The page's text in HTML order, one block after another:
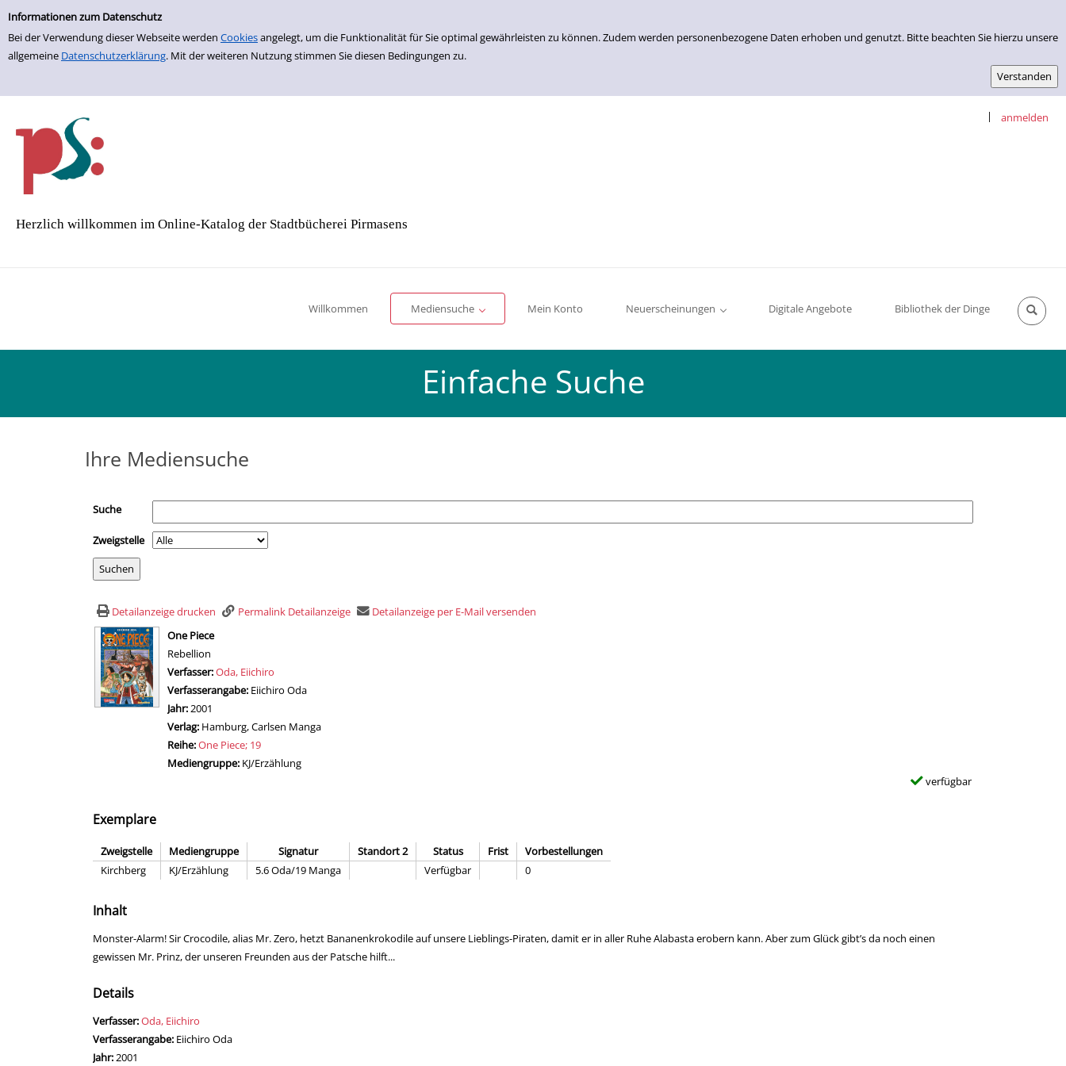
Einfache Suche
Informationen zum Datenschutz
Bei der Verwendung dieser Webseite werden Cookiesangelegt, um die Funktionalität für Sie optimal gewährleisten zu können. Zudem werden personenbezogene Daten erhoben und genutzt. Bitte beachten Sie hierzu unsere
allgemeine Datenschutzerklärung. Mit der weiteren Nutzung stimmen Sie diesen Bedingungen zu.
Zur Detailanzeige springen
Herzlich willkommen im Online-Katalog der Stadtbücherei Pirmasens
| anmelden
Willkommen
Mediensuche
Mein Konto
Neuerscheinungen
Digitale Angebote Bibliothek der Dinge
Einfache Suche
Ihre Mediensuche
Suche
Zweigstelle
Detailanzeige drucken Permalink Detailanzeige
Detailanzeige per E-Mail versenden
wird in neuem Tab geöffnet
One Piece
Rebellion
Verfasser:Suche nach diesem Verfasser
Oda, Eiichiro
Verfasserangabe: Eiichiro Oda
Jahr:2001
Verlag: Hamburg, Carlsen Manga
Reihe:One Piece; 19
Mediengruppe: KJ/Erzählung
verfügbar
Exemplare
Zweigstelle Mediengruppe Signatur Standort 2 Status Frist
Vorbestellungen
Kirchberg
KJ/Erzählung 5.6 Oda/19 Manga Verfügbar 0
Inhalt
Monster-Alarm! Sir Crocodile, alias Mr. Zero, hetzt Bananenkrokodile auf unsere Lieblings-Piraten, damit er in aller Ruhe Alabasta erobern kann. Aber zum Glück gibt’s da noch einen
gewissen Mr. Prinz, der unseren Freunden aus der Patsche hilft...
Details
Verfasser:Suche nach diesem Verfasser
Oda, Eiichiro
Verfasserangabe: Eiichiro Oda
Jahr:2001